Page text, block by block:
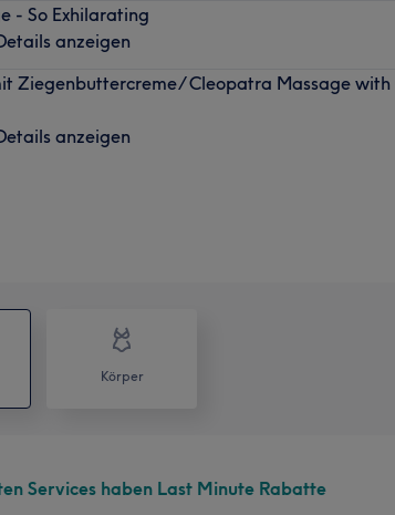
- So Exhilarating
anzeigen
Ziegenbuttercreme/ Cleopatra Massage with
anzeigen
Körper
Services haben Last Minute Rabatte